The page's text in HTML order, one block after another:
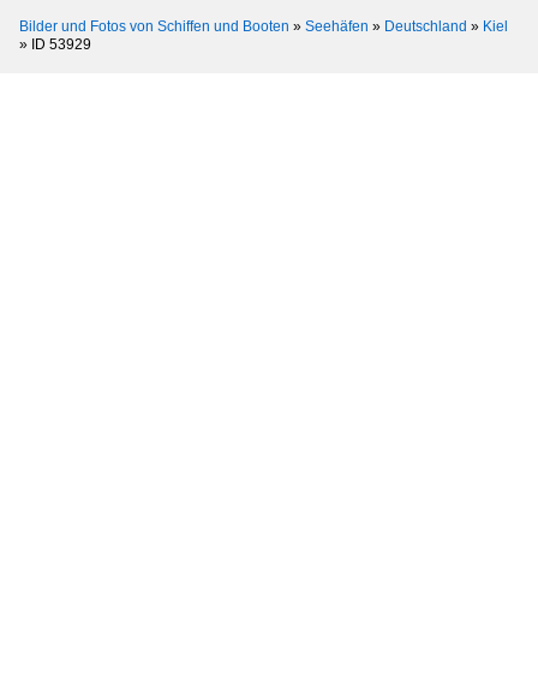
Bilder und Fotos von Schiffen und Booten » Seehäfen » Deutschland » Kiel
» ID 53929